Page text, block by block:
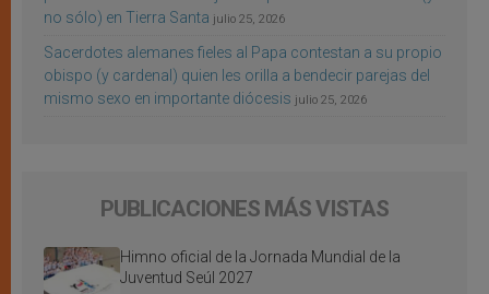
no sólo) en Tierra Santa julio 25, 2026
Sacerdotes alemanes fieles al Papa contestan a su propio
obispo (y cardenal) quien les orilla a bendecir parejas del
mismo sexo en importante diócesis julio 25, 2026
PUBLICACIONES MÁS VISTAS
Himno oficial de la Jornada Mundial de la
Juventud Seúl 2027